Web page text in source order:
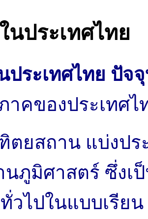
นประเทศไทย
ประเทศไทย ปัจ
าคของประเทศไ
ยสถาน แบ่งปร
ภูมิศาสตร์ ซึ่งเ
วไปในแบบเรียน